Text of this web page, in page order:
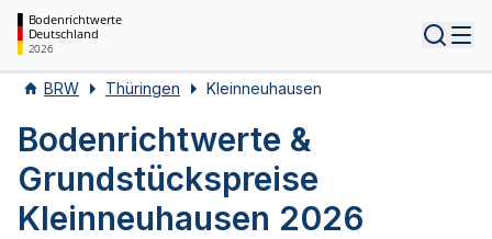
Bodenrichtwerte
Deutschland
2026
BRW Thüringen Kleinneuhausen
Bodenrichtwerte &
Grundstückspreise
Kleinneuhausen 2026